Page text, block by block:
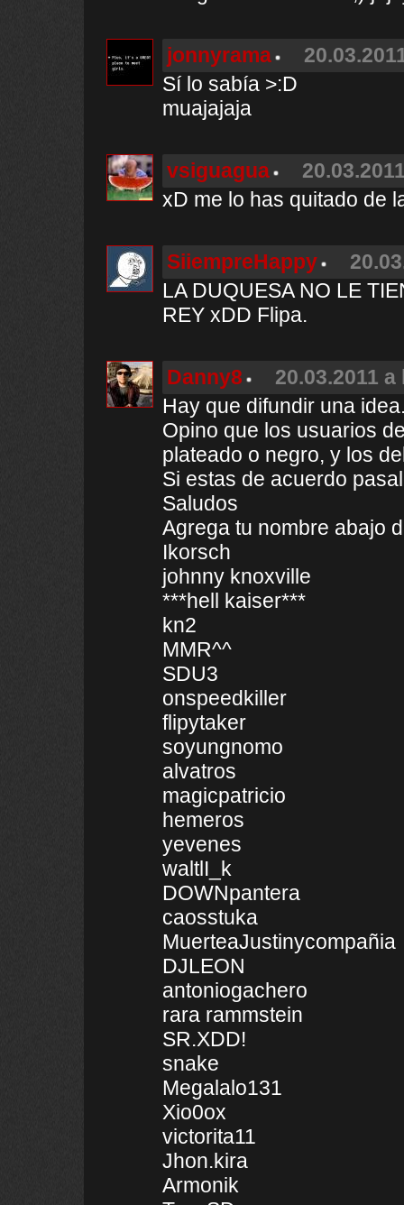
jonnyrama
Sí lo sabía >:D
muajajaja
vsiguagua
xD me lo has quitado de
SiiempreHappy
LA DUQUESA NO LE
REY xDD Flipa.
Danny8
20.03.2011
Hay que difundir una
Opino que los usuarios
plateado o negro, y los
Si estas de acuerdo
Saludos
Agrega tu nombre abajo
Ikorsch
johnny knoxville
***hell kaiser***
kn2
MMR^^
SDU3
onspeedkiller
flipytaker
soyungnomo
alvatros
magicpatricio
hemeros
yevenes
waltlI_k
DOWNpantera
caosstuka
MuerteaJustinycompañia
DJLEON
antoniogachero
rara rammstein
SR.XDD!
snake
Megalalo131
Xio0ox
victorita11
Jhon.kira
Armonik